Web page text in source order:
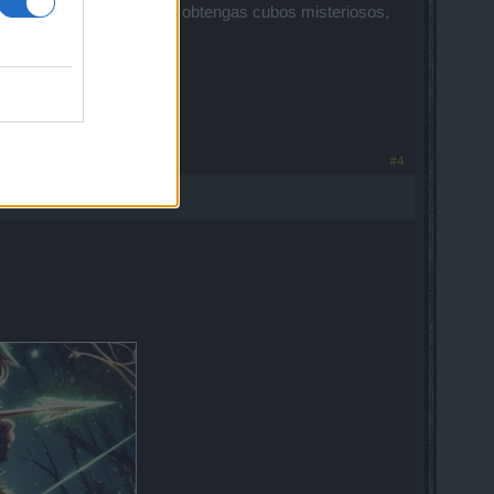
para que no obtengas cubos misteriosos,
#4